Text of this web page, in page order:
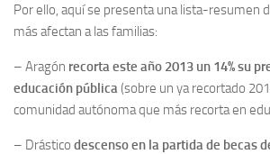
Por ello, aquí se presenta una lista-resumen
más afectan a las familias:
– Aragón recorta este año 2013 un 14% su
educación pública(sobre un ya recortado
comunidad autónoma que más recorta en
– Drástico descenso en la partida de becas